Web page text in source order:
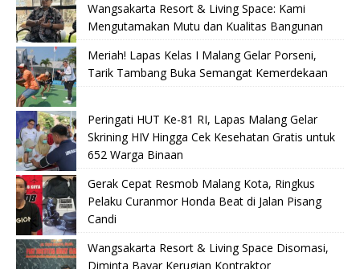
Wangsakarta Resort & Living Space: Kami
Mengutamakan Mutu dan Kualitas Bangunan
Meriah! Lapas Kelas I Malang Gelar Porseni,
Tarik Tambang Buka Semangat Kemerdekaan
Peringati HUT Ke-81 RI, Lapas Malang Gelar
Skrining HIV Hingga Cek Kesehatan Gratis untuk
652 Warga Binaan
Gerak Cepat Resmob Malang Kota, Ringkus
Pelaku Curanmor Honda Beat di Jalan Pisang
Candi
Wangsakarta Resort & Living Space Disomasi,
Diminta Bayar Kerugian Kontraktor